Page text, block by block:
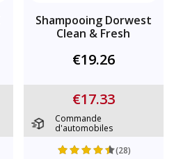
Shampooing Dorwest
Clean & Fresh
€19.26
€17.33
Commande
d'automobiles
(28)